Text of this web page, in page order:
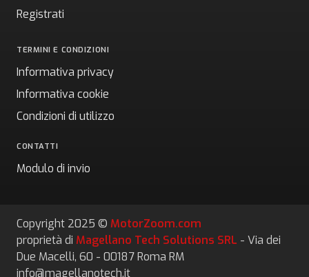
Registrati
TERMINI E CONDIZIONI
Informativa privacy
Informativa cookie
Condizioni di utilizzo
CONTATTI
Modulo di invio
Copyright 2025 © MotorZoom.com
proprietà di Magellano Tech Solutions SRL - Via dei
Due Macelli, 60 - 00187 Roma RM
info@magellanotech.it